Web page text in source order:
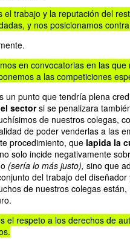
el trabajo y la reputación del
y nos posicionamos
en convocatorias en las
a las competiciones
un punto que tendría plena
sectorsi se penalizara
de nuestros colegas,
de poder venderlas a las
procedimiento, que lapida la
solo incide negativamente
(sería lo más justo), sino que
del trabajo del
de nuestros colegas están,
el respeto a los derechos de